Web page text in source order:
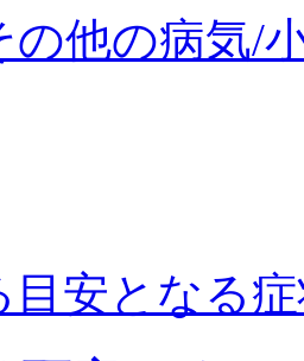
の他の病気/
目安となる